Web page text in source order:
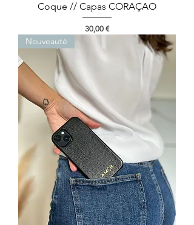
Coque // Capas CORAÇAO
Preço
30,00 €
Nouveauté